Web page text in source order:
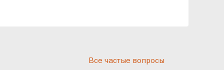
Все частые вопросы